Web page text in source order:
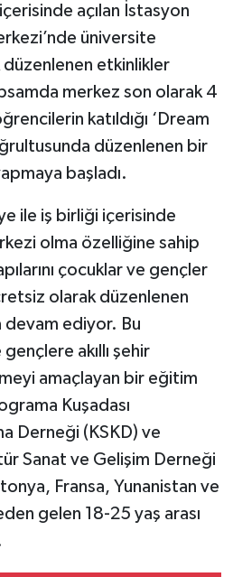
açılan İstasyon
üniversite
etkinlikler
merkez son olarak 4
katıldığı ‘Dream
düzenlenen bir
başladı.
ile iş birliği içerisinde
olma özelliğine sahip
çocuklar ve gençler
olarak düzenlenen
ediyor. Bu
akıllı şehir
amaçlayan bir eğitim
Kuşadası
Derneği (KSKD) ve
Sanat ve Gelişim Derneği
Fransa, Yunanistan ve
gelen 18-25 yaş arası